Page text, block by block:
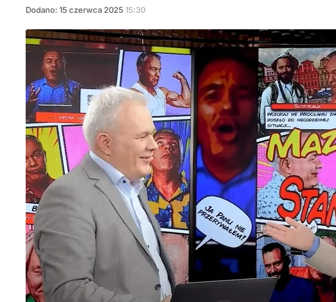
Dodano: 15 czerwca 2025 15:30